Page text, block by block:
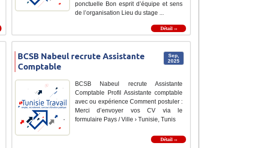
ponctuelle Bon esprit d’équipe et sens
de l’organisation Lieu du stage ...
Détail ››
Sep,
2025
BCSB Nabeul recrute Assistante
Comptable
BCSB Nabeul recrute Assistante
Comptable Profil Assistante comptable
avec ou expérience Comment postuler :
Merci d’envoyer vos CV via le
formulaire Pays / Ville › Tunisie, Tunis
Détail ››